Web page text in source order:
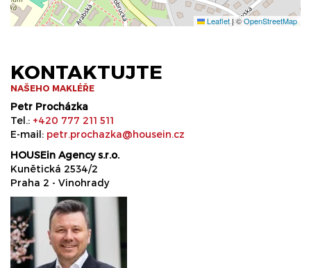
Leaflet |©OpenStreetMap
KONTAKTUJTE
NAŠEHO MAKLÉŘE
Petr Procházka
Tel.: +420 777 211 511
E-mail: petr.prochazka@housein.cz
HOUSEin Agency s.r.o.
Kunětická 2534/2
Praha 2 - Vinohrady